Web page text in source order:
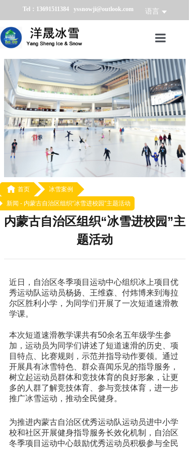
Tel：13691511384 yssnowji@outlook.com 语言
首页
冰雪产品
冰雪业务
冰雪案例
冰雪新闻
 首页
冰雪案例
新闻 - 内蒙古自治区组织“冰雪进校园”主题活动
内蒙古自治区组织“冰雪进校园”主
题活动
近日，自治区冬季项目运动中心组织冰上项目优
秀运动队运动员杨扬、王维森、付炜博来到海拉
尔区胜利小学，为同学们开展了一次短道速滑教
学课。
本次短道速滑教学课共有50余名五年级学生参
加，运动员为同学们讲述了短道速滑的历史、项
目特点、比赛规则，示范并指导动作要领。通过
开展具有冰雪特色、群众喜闻乐见的指导服务，
树立起运动员群体和竞技体育的良好形象，让更
多的人群了解竞技体育、参与竞技体育，进一步
推广冰雪运动，推动全民健身。
为推进内蒙古自治区优秀运动队运动员进中小学
校和社区开展健身指导服务长效化机制，自治区
冬季项目运动中心鼓励优秀运动员积极参与全民